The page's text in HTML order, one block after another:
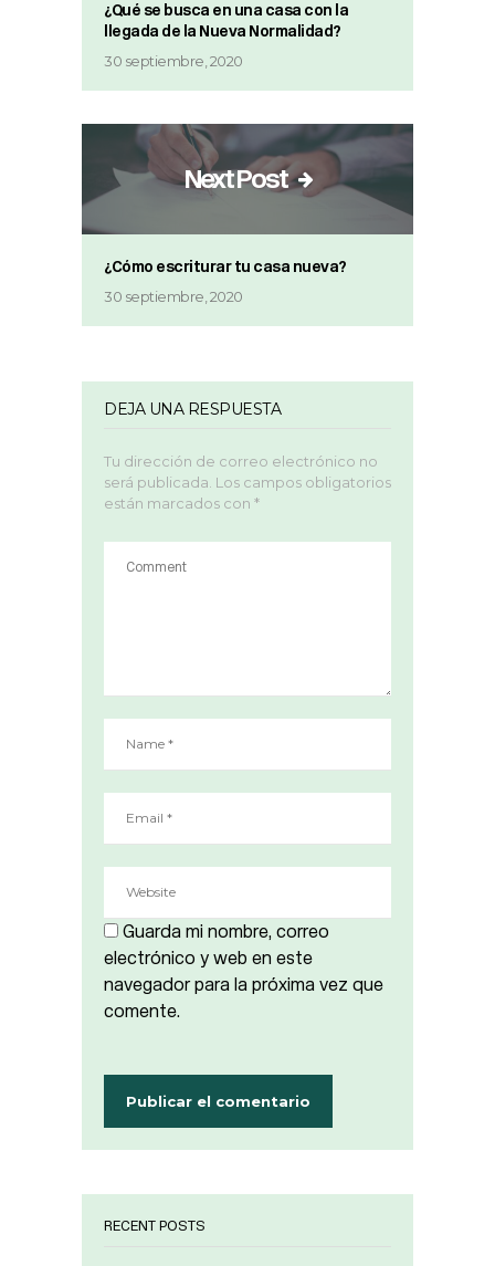
¿Qué se busca en una casa con la
llegada de la Nueva Normalidad?
30 septiembre, 2020
Next Post
¿Cómo escriturar tu casa nueva?
30 septiembre, 2020
DEJA UNA RESPUESTA
Tu dirección de correo electrónico no
será publicada. Los campos obligatorios
están marcados con *
Guarda mi nombre, correo
electrónico y web en este
navegador para la próxima vez que
comente.
RECENT POSTS